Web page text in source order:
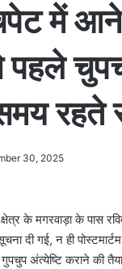
में
पहले
रहते
30, 2025
क्षेत्र के मगरवाड़ा के
दी गई, न ही
अंत्येष्टि कराने की